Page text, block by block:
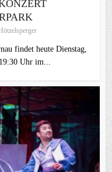
findet heute Dienstag,
Uhr im...